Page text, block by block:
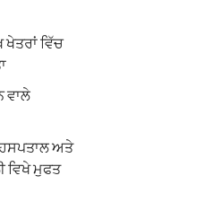
ਵਿੱਚ
ਵਾਲੇ
ਅਤੇ
ਵਿਖੇ ਮੁਫਤ